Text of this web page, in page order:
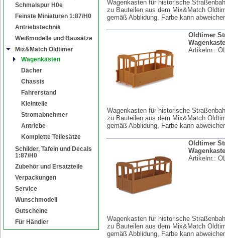
Schmalspur H0e
Feinste Miniaturen 1:87/H0
Antriebstechnik
Weißmodelle und Bausätze
Mix&Match Oldtimer
Wagenkästen
Dächer
Chassis
Fahrerstand
Kleinteile
Stromabnehmer
Antriebe
Komplette Teilesätze
Schilder, Tafeln und Decals
1:87/H0
Zubehör und Ersatzteile
Verpackungen
Service
Wunschmodell
Gutscheine
Für Händler
Wagenkasten für historische
zu Bauteilen aus dem Mix&Match
gemäß Abblidung, Farbe kann
Oldtimer
Artikelnr.:
Wagenkasten für historische
zu Bauteilen aus dem Mix&Match
gemäß Abblidung, Farbe kann
Oldtimer
Artikelnr.:
Wagenkasten für historische
zu Bauteilen aus dem Mix&Match
gemäß Abblidung, Farbe kann